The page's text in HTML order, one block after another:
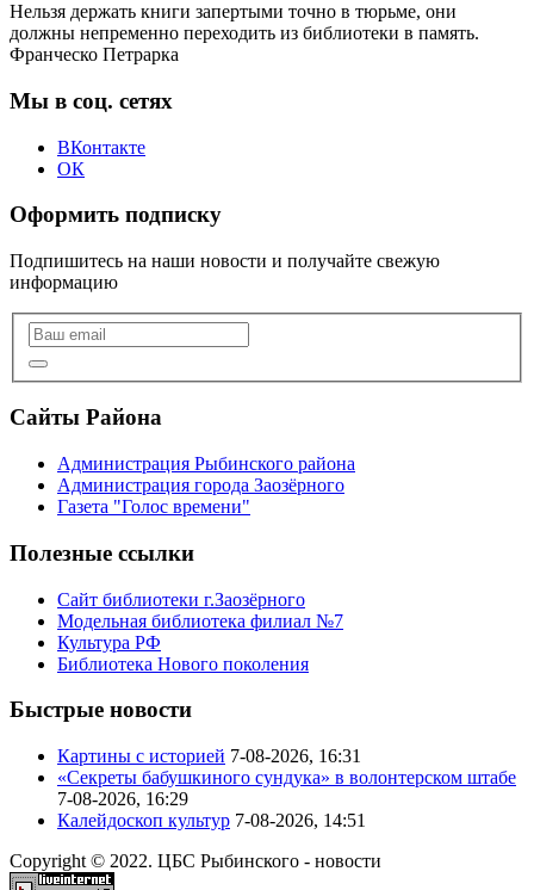
Нельзя держать книги запертыми точно в тюрьме, они
должны непременно переходить из библиотеки в память.
Франческо Петрарка
Мы в соц. сетях
ВКонтакте
ОК
Оформить подписку
Подпишитесь на наши новости и получайте свежую
информацию
Сайты Района
Администрация Рыбинского района
Администрация города Заозёрного
Газета "Голос времени"
Полезные ссылки
Сайт библиотеки г.Заозёрного
Модельная библиотека филиал №7
Культура РФ
Библиотека Нового поколения
Быстрые новости
Картины с историей 7-08-2026, 16:31
«Секреты бабушкиного сундука» в волонтерском штабе
7-08-2026, 16:29
Калейдоскоп культур 7-08-2026, 14:51
Copyright © 2022. ЦБС Рыбинского - новости